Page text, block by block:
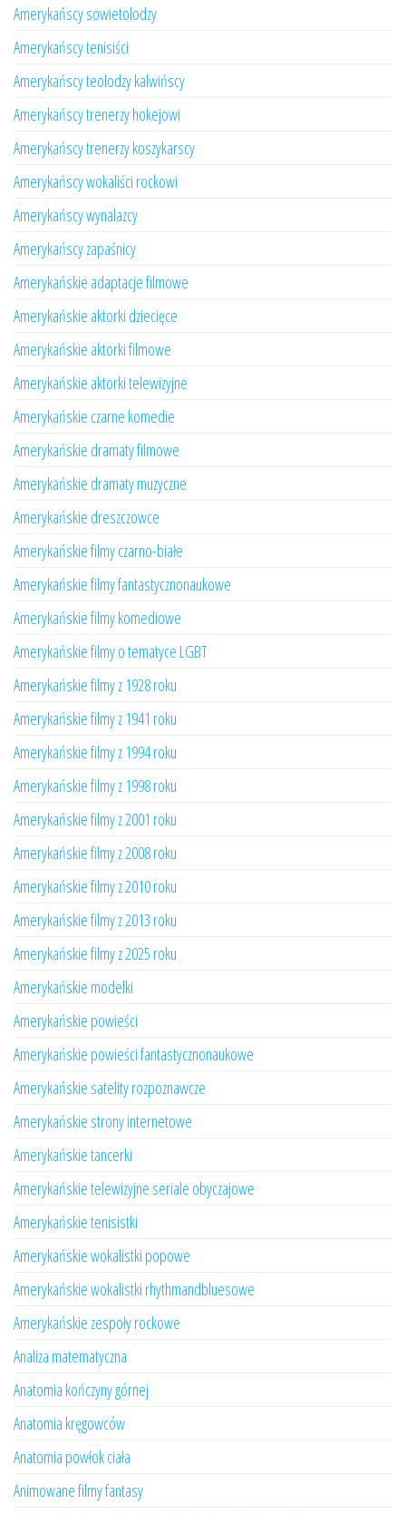
Amerykańscy sowietolodzy
Amerykańscy tenisiści
Amerykańscy teolodzy kalwińscy
Amerykańscy trenerzy hokejowi
Amerykańscy trenerzy koszykarscy
Amerykańscy wokaliści rockowi
Amerykańscy wynalazcy
Amerykańscy zapaśnicy
Amerykańskie adaptacje filmowe
Amerykańskie aktorki dziecięce
Amerykańskie aktorki filmowe
Amerykańskie aktorki telewizyjne
Amerykańskie czarne komedie
Amerykańskie dramaty filmowe
Amerykańskie dramaty muzyczne
Amerykańskie dreszczowce
Amerykańskie filmy czarno-białe
Amerykańskie filmy fantastycznonaukowe
Amerykańskie filmy komediowe
Amerykańskie filmy o tematyce LGBT
Amerykańskie filmy z 1928 roku
Amerykańskie filmy z 1941 roku
Amerykańskie filmy z 1994 roku
Amerykańskie filmy z 1998 roku
Amerykańskie filmy z 2001 roku
Amerykańskie filmy z 2008 roku
Amerykańskie filmy z 2010 roku
Amerykańskie filmy z 2013 roku
Amerykańskie filmy z 2025 roku
Amerykańskie modelki
Amerykańskie powieści
Amerykańskie powieści fantastycznonaukowe
Amerykańskie satelity rozpoznawcze
Amerykańskie strony internetowe
Amerykańskie tancerki
Amerykańskie telewizyjne seriale obyczajowe
Amerykańskie tenisistki
Amerykańskie wokalistki popowe
Amerykańskie wokalistki rhythmandbluesowe
Amerykańskie zespoły rockowe
Analiza matematyczna
Anatomia kończyny górnej
Anatomia kręgowców
Anatomia powłok ciała
Animowane filmy fantasy